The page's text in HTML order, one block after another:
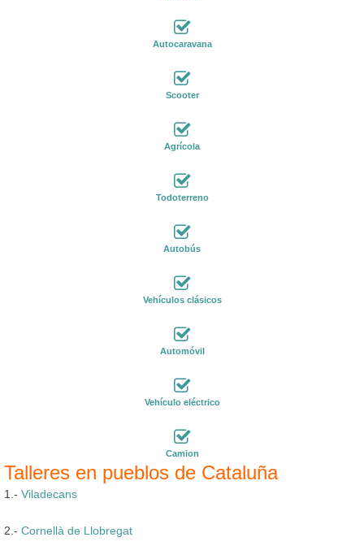
Autocaravana
Scooter
Agrícola
Todoterreno
Autobús
Vehículos clásicos
Automóvil
Vehículo eléctrico
Camion
Talleres en pueblos de Cataluña
1.- Viladecans
2.- Cornellà de Llobregat